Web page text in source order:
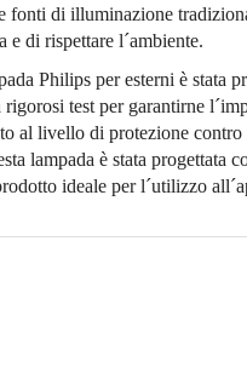
fonti di illuminazione
e di rispettare l´ambiente.
Philips per esterni è stata
rigorosi test per garantirne
al livello di protezione contro
lampada è stata progettata
ideale per l´utilizzo